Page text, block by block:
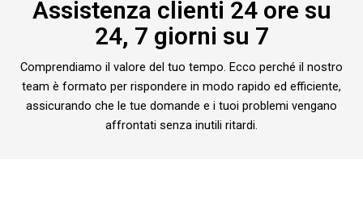
Assistenza clienti 24 ore su
24, 7 giorni su 7
Comprendiamo il valore del tuo tempo. Ecco perché il nostro
team è formato per rispondere in modo rapido ed efficiente,
assicurando che le tue domande e i tuoi problemi vengano
affrontati senza inutili ritardi.